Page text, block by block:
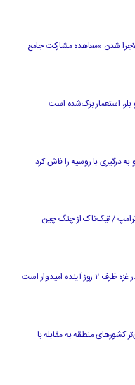
الاجرا شدن «معاهده مشارکت جامع
استعمار بزک‌شده است
درگیری با روسیه را فاش کرد
با ترامپ / تیک‌تاک از چنگ چین
امیدوار است
کشورهای منطقه به مقابله با